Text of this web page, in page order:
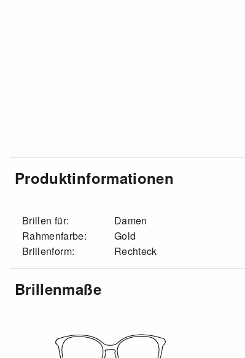
Produktinformationen
Brillen für:
Damen
Rahmenfarbe:
Gold
Brillenform:
Rechteck
Brillenmaße